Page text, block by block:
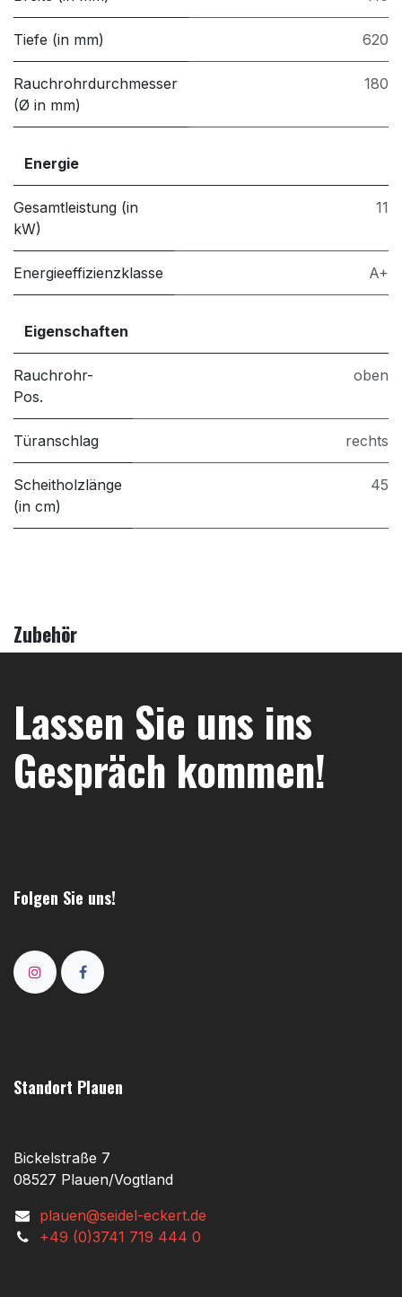
Tiefe (in mm) 620
Rauchrohrdurchmesser
(Ø in mm)
180
Energie
Gesamtleistung (in
kW)
11
Energieeffizienzklasse A+
Eigenschaften
Rauchrohr-
Pos.
oben
Türanschlag rechts
Scheitholzlänge
(in cm)
45
Zubehör
Lassen Sie uns ins
Gespräch kommen!
Folgen Sie uns!
Standort Plauen
Bickelstraße 7
08527 Plauen/Vogtland
plauen@seidel-eckert.de
+49 (0)3741 719 444 0